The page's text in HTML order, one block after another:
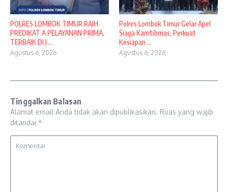
POLRES LOMBOK TIMUR RAIH
PREDIKAT A PELAYANAN PRIMA,
TERBAIK DI J ...
Agustus 6, 2026
Polres Lombok Timur Gelar Apel
Siaga Kamtibmas, Perkuat
Kesiapan ...
Agustus 6, 2026
Tinggalkan Balasan
Alamat email Anda tidak akan dipublikasikan. Ruas yang wajib
ditandai *